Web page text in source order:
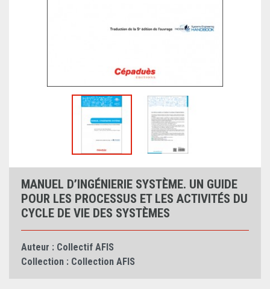
MANUEL D’INGÉNIERIE SYSTÈME. UN GUIDE
POUR LES PROCESSUS ET LES ACTIVITÉS DU
CYCLE DE VIE DES SYSTÈMES
Auteur : Collectif AFIS
Collection : Collection AFIS